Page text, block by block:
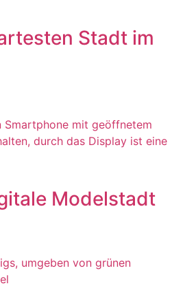
Stadt im
Modelstadt